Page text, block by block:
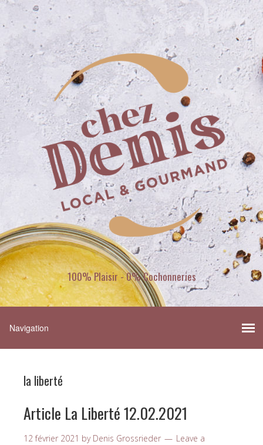
100% Plaisir - 0% Cochonneries
la liberté
Article La Liberté 12.02.2021
12 février 2021 by Denis Grossrieder
Leave a